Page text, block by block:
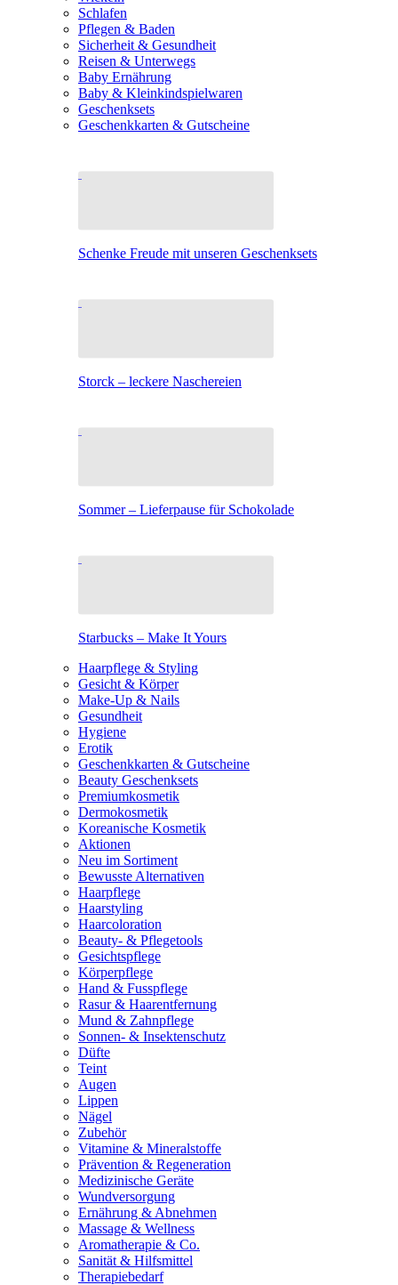
Schlafen
Pflegen & Baden
Sicherheit & Gesundheit
Reisen & Unterwegs
Baby Ernährung
Baby & Kleinkindspielwaren
Geschenksets
Geschenkkarten & Gutscheine
Schenke Freude mit unseren Geschenksets
Storck – leckere Naschereien
Sommer – Lieferpause für Schokolade
Starbucks – Make It Yours
Haarpflege & Styling
Gesicht & Körper
Make-Up & Nails
Gesundheit
Hygiene
Erotik
Geschenkkarten & Gutscheine
Beauty Geschenksets
Premiumkosmetik
Dermokosmetik
Koreanische Kosmetik
Aktionen
Neu im Sortiment
Bewusste Alternativen
Haarpflege
Haarstyling
Haarcoloration
Beauty- & Pflegetools
Gesichtspflege
Körperpflege
Hand & Fusspflege
Rasur & Haarentfernung
Mund & Zahnpflege
Sonnen- & Insektenschutz
Düfte
Teint
Augen
Lippen
Nägel
Zubehör
Vitamine & Mineralstoffe
Prävention & Regeneration
Medizinische Geräte
Wundversorgung
Ernährung & Abnehmen
Massage & Wellness
Aromatherapie & Co.
Sanität & Hilfsmittel
Therapiebedarf